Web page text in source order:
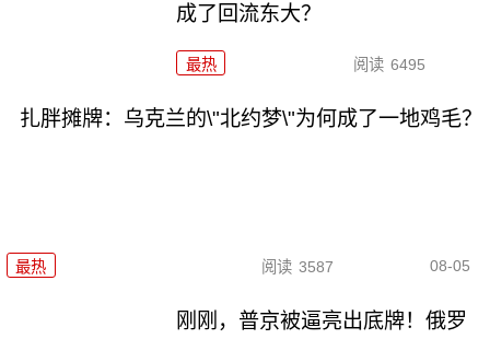
成了回流东大？
最热 阅读 6495
扎胖摊牌：乌克兰的\"北约梦\"为何成了一地鸡毛？
最热 阅读 3587 08-05
刚刚，普京被逼亮出底牌！俄罗